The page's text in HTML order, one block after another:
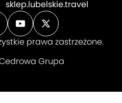
sklep.lubelskie.travel
prawa zastrzeżone.
Grupa